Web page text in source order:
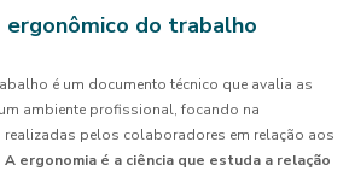
ergonômico do trabalho
é um documento técnico que avalia as
ambiente profissional, focando na
pelos colaboradores em relação aos
A ergonomia é a ciência que estuda a relação